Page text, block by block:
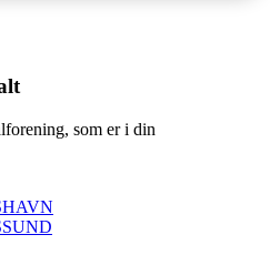
som er i din